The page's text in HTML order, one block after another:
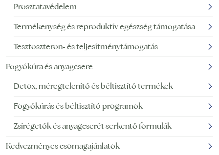
Prosztatavédelem
Termékenység és reproduktív egészség támogatása
Tesztoszteron- és teljesítménytámogatás
Fogyókúra és anyagcsere
Detox, méregtelenítő és béltisztító termékek
Fogyókúrás és béltisztító programok
Zsírégetők és anyagcserét serkentő formulák
Kedvezményes csomagajánlatok